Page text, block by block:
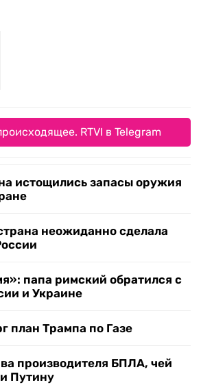
RTVI в Telegram
истощились запасы оружия
неожиданно сделала
папа римский обратился с
и Украине
план Трампа по Газе
производителя БПЛА, чей
Путину